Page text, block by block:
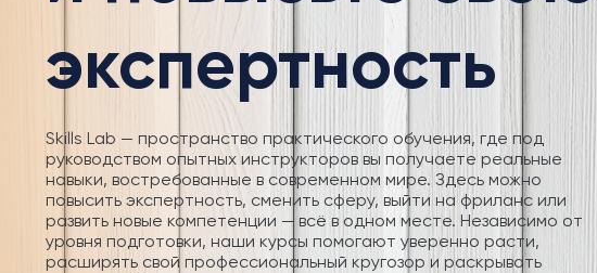
экспертность
Skills Lab — пространство практического обучения, где под
руководством опытных инструкторов вы получаете реальные
навыки, востребованные в современном мире. Здесь можно
повысить экспертность, сменить сферу, выйти на фриланс или
развить новые компетенции — всё в одном месте. Независимо от
уровня подготовки, наши курсы помогают уверенно расти,
расширять свой профессиональный кругозор и раскрывать